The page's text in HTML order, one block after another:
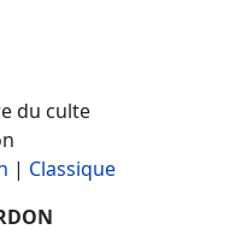
du culte
| Classique